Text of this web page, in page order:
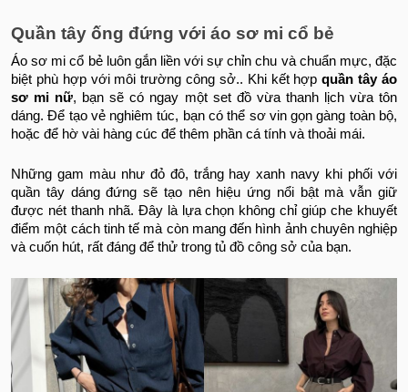
Quần tây ống đứng với áo sơ mi cổ bẻ
Áo sơ mi cổ bẻ luôn gắn liền với sự chỉn chu và chuẩn mực, đặc
biệt phù hợp với môi trường công sở.. Khi kết hợpquần tây áo
sơ mi nữ, bạn sẽ có ngay một set đồ vừa thanh lịch vừa tôn
dáng. Để tạo vẻ nghiêm túc, bạn có thể sơ vin gọn gàng toàn bộ,
hoặc để hờ vài hàng cúc để thêm phần cá tính và thoải mái.
Những gam màu như đỏ đô, trắng hay xanh navy khi phối với
quần tây dáng đứng sẽ tạo nên hiệu ứng nổi bật mà vẫn giữ
được nét thanh nhã. Đây là lựa chọn không chỉ giúp che khuyết
điểm một cách tinh tế mà còn mang đến hình ảnh chuyên nghiệp
và cuốn hút, rất đáng để thử trong tủ đồ công sở của bạn.